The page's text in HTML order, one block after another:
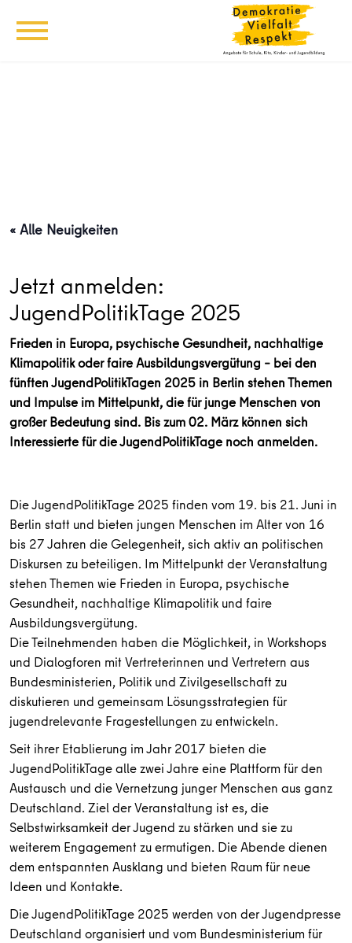
« Alle Neuigkeiten
Jetzt anmelden:
JugendPolitikTage 2025
Frieden in Europa, psychische Gesundheit, nachhaltige
Klimapolitik oder faire Ausbildungsvergütung – bei den
fünften JugendPolitikTagen 2025 in Berlin stehen Themen
und Impulse im Mittelpunkt, die für junge Menschen von
großer Bedeutung sind. Bis zum 02. März können sich
Interessierte für die JugendPolitikTage noch anmelden.
Die JugendPolitikTage 2025 finden vom 19. bis 21. Juni in
Berlin statt und bieten jungen Menschen im Alter von 16
bis 27 Jahren die Gelegenheit, sich aktiv an politischen
Diskursen zu beteiligen. Im Mittelpunkt der Veranstaltung
stehen Themen wie Frieden in Europa, psychische
Gesundheit, nachhaltige Klimapolitik und faire
Ausbildungsvergütung.
Die Teilnehmenden haben die Möglichkeit, in Workshops
und Dialogforen mit Vertreterinnen und Vertretern aus
Bundesministerien, Politik und Zivilgesellschaft zu
diskutieren und gemeinsam Lösungsstrategien für
jugendrelevante Fragestellungen zu entwickeln.
Seit ihrer Etablierung im Jahr 2017 bieten die
JugendPolitikTage alle zwei Jahre eine Plattform für den
Austausch und die Vernetzung junger Menschen aus ganz
Deutschland. Ziel der Veranstaltung ist es, die
Selbstwirksamkeit der Jugend zu stärken und sie zu
weiterem Engagement zu ermutigen. Die Abende dienen
dem entspannten Ausklang und bieten Raum für neue
Ideen und Kontakte.
Die JugendPolitikTage 2025 werden von der Jugendpresse
Deutschland organisiert und vom Bundesministerium für